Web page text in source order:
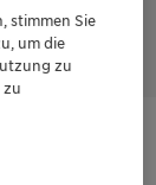
stimmen Sie
um die
zu
zu